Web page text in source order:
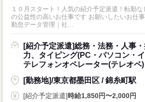
１０月スタート！人気の紹介予定派遣！転勤
の公益性の高いお仕事です お願いしたいお仕
勤怠データ管理｜社...
[紹介予定派遣]総務・法務・人事
力、タイピング(PC・パソコン・イ
テレフォンオペレーター(テレオペ)
[勤務地]/東京都墨田区 / 錦糸町駅
[紹介予定派遣]時給1,850円〜2,000円